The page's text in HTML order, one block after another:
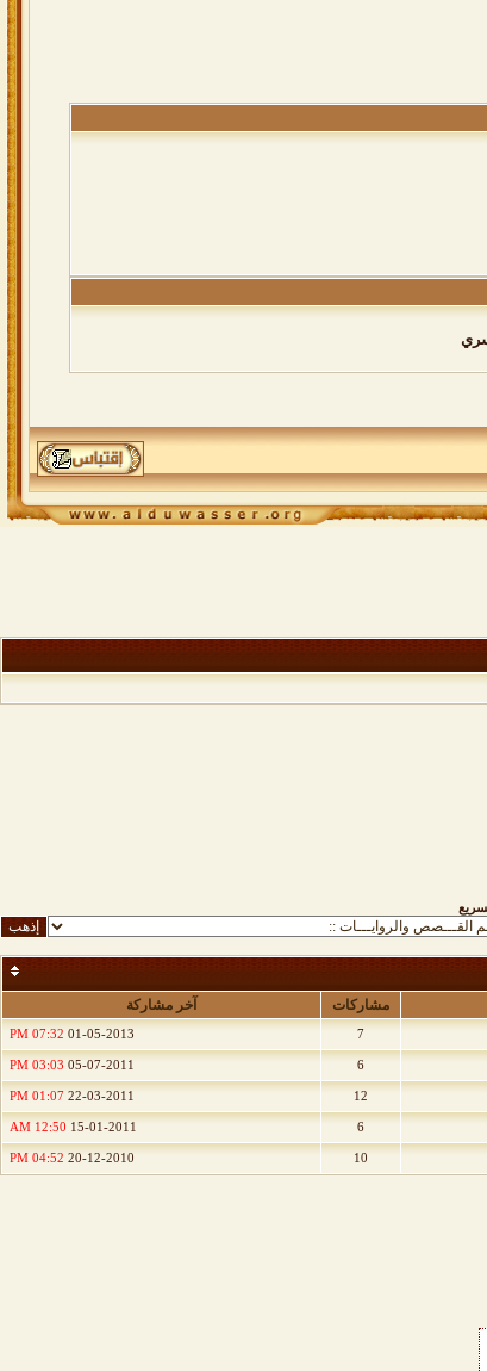
مشاركات آخر مشاركة
7
01-05-2013
07:32 PM
6
05-07-2011
03:03 PM
12
22-03-2011
01:07 PM
6
15-01-2011
12:50 AM
10
20-12-2010
04:52 PM